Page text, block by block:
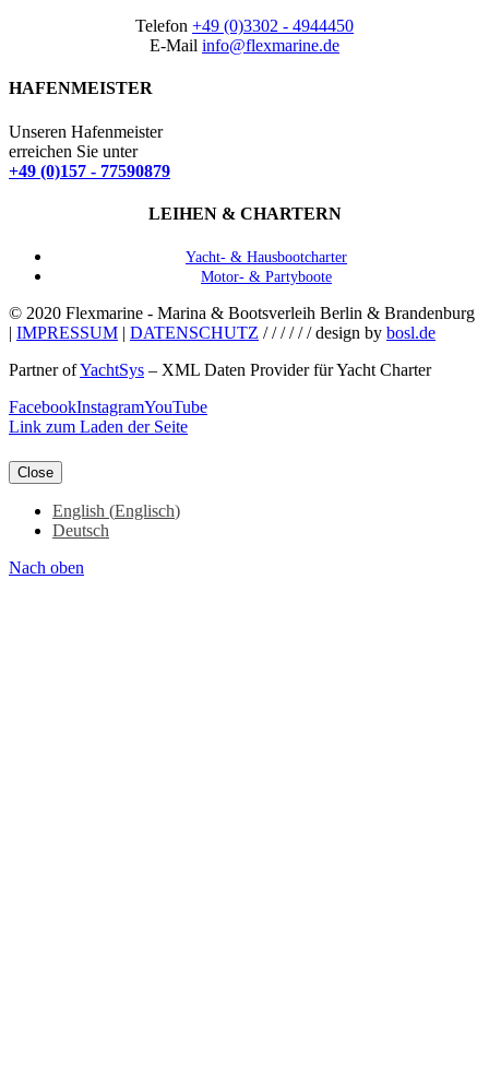
Telefon +49 (0)3302 - 4944450
E-Mail info@flexmarine.de
HAFENMEISTER
Unseren Hafenmeister
erreichen Sie unter
+49 (0)157 - 77590879
LEIHEN & CHARTERN
Yacht- & Hausbootcharter
Motor- & Partyboote
© 2020 Flexmarine - Marina & Bootsverleih Berlin & Brandenburg
| IMPRESSUM | DATENSCHUTZ / / / / / / design by bosl.de
Partner ofYachtSys – XML Daten Provider für Yacht Charter
FacebookInstagramYouTube
Link zum Laden der Seite
Close
English (Englisch)
Deutsch
Nach oben